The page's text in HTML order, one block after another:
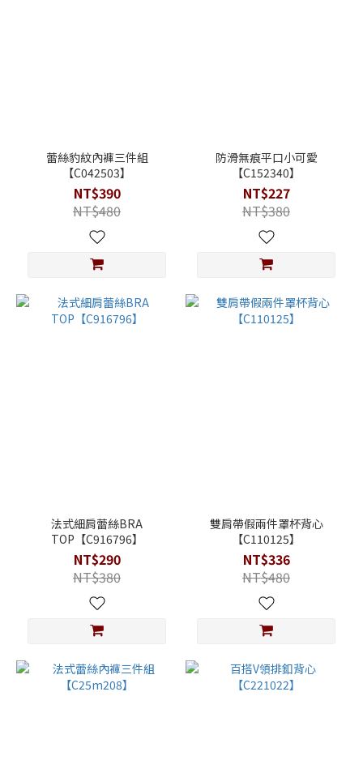
蕾絲豹紋內褲三件組
【C042503】
NT$390
NT$480
防滑無痕平口小可愛
【C152340】
NT$227
NT$380
法式細肩蕾絲BRA
TOP【C916796】
NT$290
NT$380
雙肩帶假兩件罩杯背心
【C110125】
NT$336
NT$480